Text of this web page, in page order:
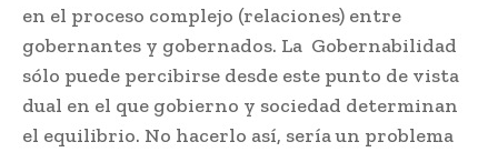
en el proceso complejo (relaciones) entre
gobernantes y gobernados. La Gobernabilidad
sólo puede percibirse desde este punto de vista
dual en el que gobierno y sociedad determinan
el equilibrio. No hacerlo así, sería un problema